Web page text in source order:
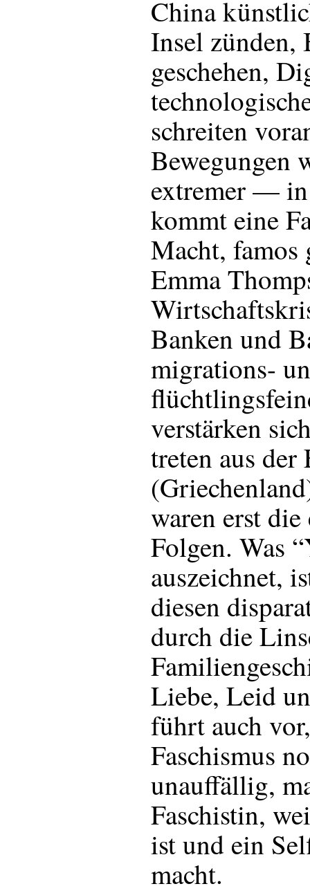
China
Insel zünden,
geschehen,
schreiten
Bewegungen
extremer —
kommt eine
Macht, famos
Emma
Banken und
migrations-
verstärken
treten aus der
waren erst
Folgen. Was
auszeichnet,
diesen
durch die
Liebe, Leid
führt auch
Faschismus
unauffällig,
Faschistin,
ist und ein
macht.